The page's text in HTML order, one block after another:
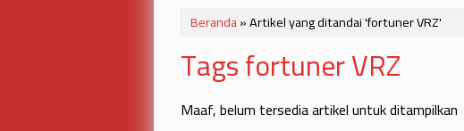
Beranda»Artikel yang ditandai 'fortuner VRZ'
Tags fortuner VRZ
Maaf, belum tersedia artikel untuk ditampilkan